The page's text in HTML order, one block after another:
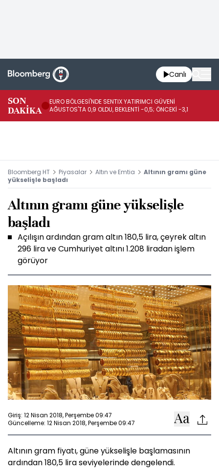
Canlı
SON
DAKİKA
EURO BÖLGESİ'NDE SENTIX YATIRIMCI GÜVENİ
AĞUSTOS'TA 0,9 OLDU, BEKLENTİ -0,5; ÖNCEKİ -3,1
Bloomberg HT Piyasalar Altın ve Emtia
Altının gramı güne
yükselişle başladı
Altının gramı güne yükselişle
başladı
Açılışın ardından gram altın 180,5 lira, çeyrek altın
296 lira ve Cumhuriyet altını 1.208 liradan işlem
görüyor
Giriş: 12 Nisan 2018, Perşembe 09:47
Güncelleme: 12 Nisan 2018, Perşembe 09:47
Altının gram fiyatı, güne yükselişle başlamasının
ardından 180,5 lira seviyelerinde dengelendi.